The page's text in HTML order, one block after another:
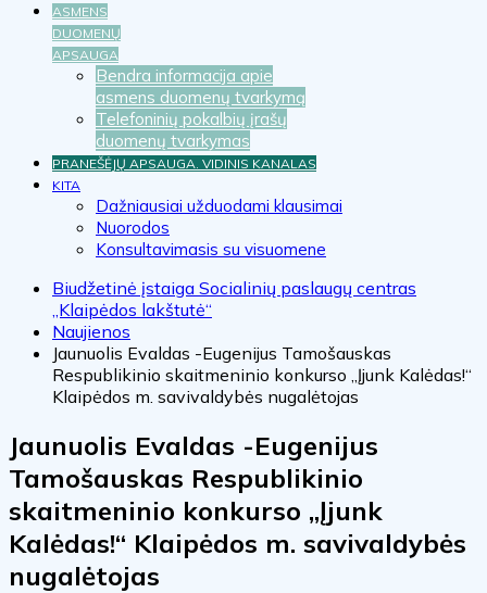
ASMENS
DUOMENŲ
APSAUGA
Bendra informacija apie
asmens duomenų tvarkymą
Telefoninių pokalbių įrašų
duomenų tvarkymas
PRANEŠĖJŲ APSAUGA. VIDINIS KANALAS
KITA
Dažniausiai užduodami klausimai
Nuorodos
Konsultavimasis su visuomene
Biudžetinė įstaiga Socialinių paslaugų centras
„Klaipėdos lakštutė“
Naujienos
Jaunuolis Evaldas -Eugenijus Tamošauskas
Respublikinio skaitmeninio konkurso „Įjunk Kalėdas!“
Klaipėdos m. savivaldybės nugalėtojas
Jaunuolis Evaldas -Eugenijus
Tamošauskas Respublikinio
skaitmeninio konkurso „Įjunk
Kalėdas!“ Klaipėdos m. savivaldybės
nugalėtojas